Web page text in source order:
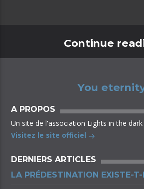
Continue
You
A PROPOS
Un site de l'association Lights in the dark
Visitez le site officiel
DERNIERS ARTICLES
LA PRÉDESTINATION EXISTE-T-